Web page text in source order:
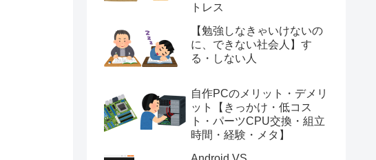
トレス
【勉強しなきゃいけないの
に、できない社会人】す
る・しない人
自作PCのメリット・デメリ
ット【きっかけ・低コス
ト・パーツCPU交換・組立
時間・経験・メタ】